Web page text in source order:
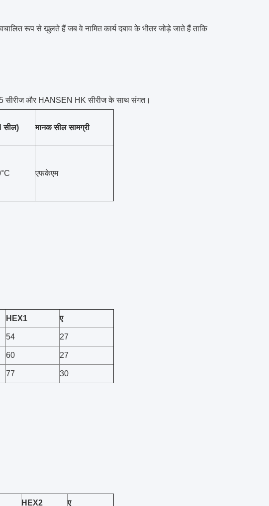
रूप से खुलते हैं जब वे नामित कार्य दबाव के भीतर जोड़े जाते हैं ताकि
सीरीज और HANSEN HK सीरीज के साथ संगत।
सील) मानक सील सामग्री
एफकेएम
HEX1 ए
54 27
60 27
77 30
HEX2 ए